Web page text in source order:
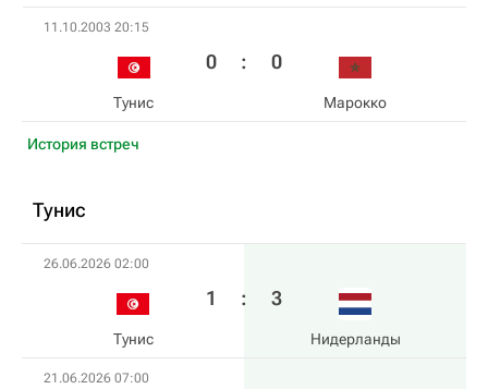
11.10.2003 20:15
Тунис
0 : 0
Марокко
История встреч
Тунис
26.06.2026 02:00
Тунис
1 : 3
Нидерланды
21.06.2026 07:00